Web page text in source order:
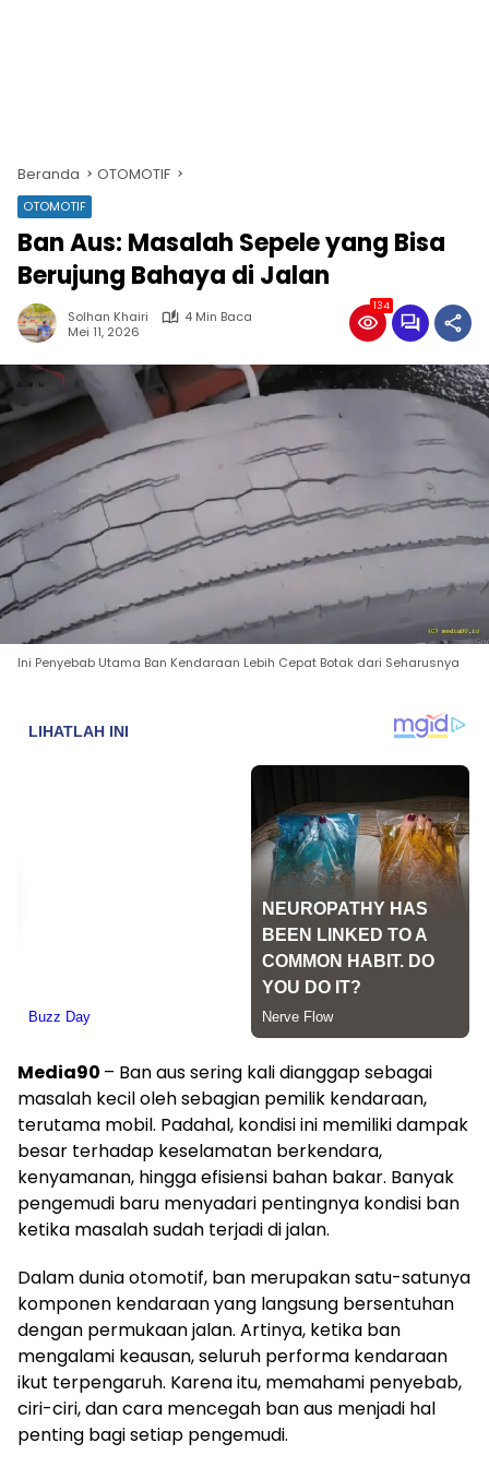
Beranda OTOMOTIF
OTOMOTIF
Ban Aus: Masalah Sepele yang Bisa
Berujung Bahaya di Jalan
Solhan Khairi
4 Min Baca
Mei 11, 2026
134
Ini Penyebab Utama Ban Kendaraan Lebih Cepat Botak dari Seharusnya
Media90 – Ban aus sering kali dianggap sebagai
masalah kecil oleh sebagian pemilik kendaraan,
terutama mobil. Padahal, kondisi ini memiliki dampak
besar terhadap keselamatan berkendara,
kenyamanan, hingga efisiensi bahan bakar. Banyak
pengemudi baru menyadari pentingnya kondisi ban
ketika masalah sudah terjadi di jalan.
Dalam dunia otomotif, ban merupakan satu-satunya
komponen kendaraan yang langsung bersentuhan
dengan permukaan jalan. Artinya, ketika ban
mengalami keausan, seluruh performa kendaraan
ikut terpengaruh. Karena itu, memahami penyebab,
ciri-ciri, dan cara mencegah ban aus menjadi hal
penting bagi setiap pengemudi.